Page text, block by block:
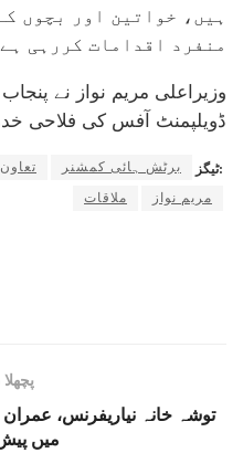
ہیں، خواتین اور بچوں
منفرد اقدامات کررہی
وزیراعلی مریم نواز نے
ڈویلپمنٹ آفس کی فلاحی
ٹیگز: برٹش ہائی کمشنر تعاون
مریم نواز
ملاقات
توشہ خانہ نیاریفرنس،
میں